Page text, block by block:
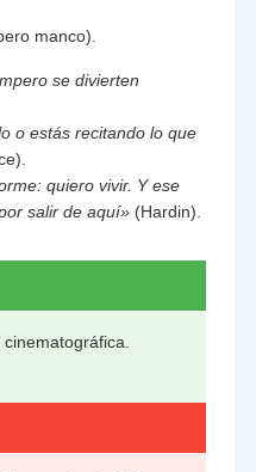
manco).
se divierten
o estás recitando lo que
quiero vivir. Y ese
salir de aquí» (Hardin).